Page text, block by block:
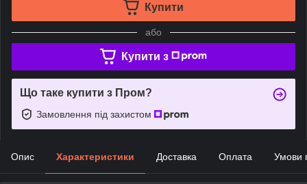
Купити
або
Купити з
Що таке купити з Пром?
Замовлення під захистом
Опис Характеристики Доставка Оплата Умови